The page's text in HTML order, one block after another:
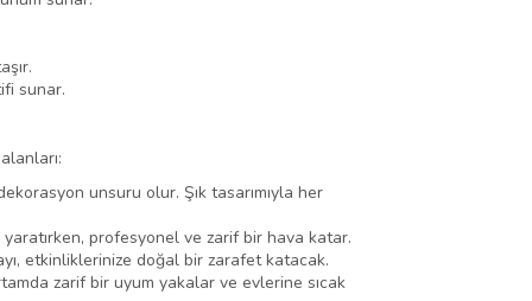
sunar.
unsuru olur. Şık tasarımıyla her
profesyonel ve zarif bir hava katar.
etkinliklerinize doğal bir zarafet katacak.
zarif bir uyum yakalar ve evlerine sıcak